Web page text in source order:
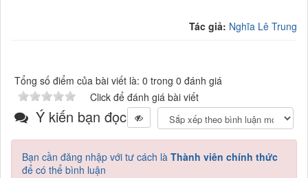
Tác giả: Nghĩa Lê Trung
Tổng số điểm của bài viết là: 0 trong 0 đánh giá
Click để đánh giá bài viết
Ý kiến bạn đọc
Bạn cần đăng nhập với tư cách là Thành viên chính thức
để có thể bình luận